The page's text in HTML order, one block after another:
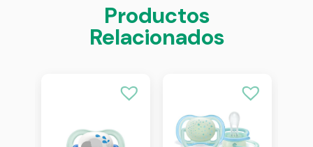
Productos
Relacionados